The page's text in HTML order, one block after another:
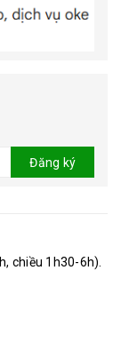
Đăng ký
chiều 1h30-6h).